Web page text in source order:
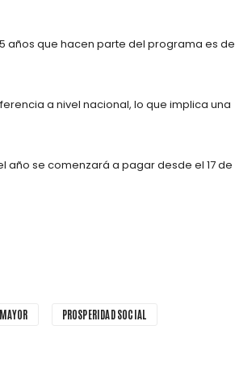
años que hacen parte del programa es de
a nivel nacional, lo que implica una
se comenzará a pagar desde el 17 de
PROSPERIDAD SOCIAL